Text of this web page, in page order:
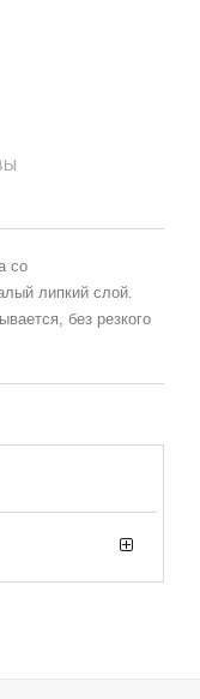
со
липкий слой.
без резкого